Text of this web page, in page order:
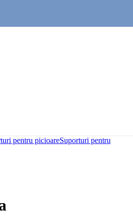
pentru picioareSuporturi pentru